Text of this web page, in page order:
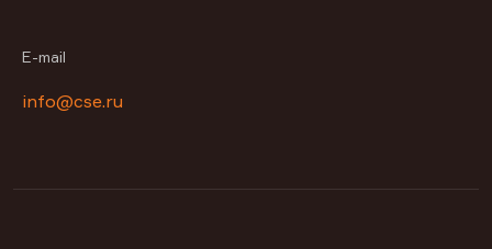
E-mail
info@cse.ru